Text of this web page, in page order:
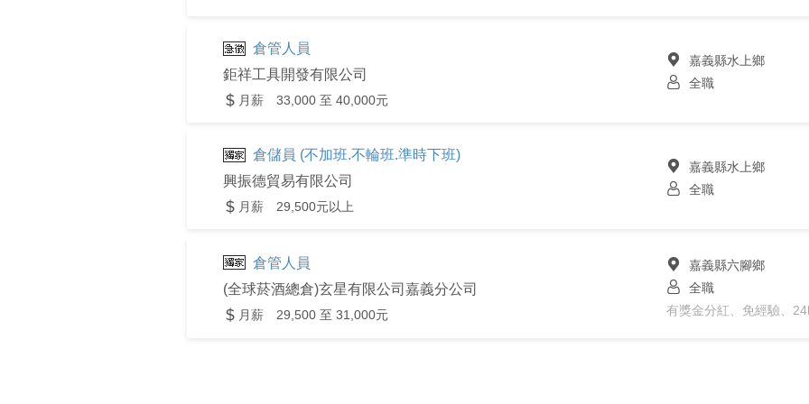
倉管人員
鉅祥工具開發有限公司
月薪 33,000 至 40,000元
嘉義縣水上鄉
全職
倉儲員 (不加班.不輪班.準時下班)
興振德貿易有限公司
月薪 29,500元以上
嘉義縣水上鄉
全職
倉管人員
(全球菸酒總倉)玄星有限公司嘉義分公司
月薪 29,500 至 31,000元
嘉義縣六腳鄉
全職
有獎金分紅、免經驗、